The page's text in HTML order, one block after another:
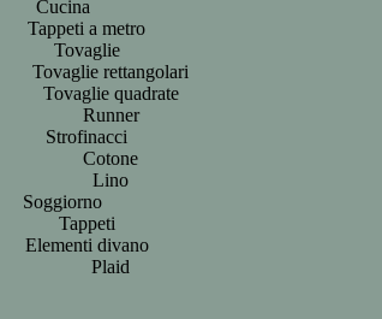
Cucina
Tappeti a metro
Tovaglie
Tovaglie rettangolari
Tovaglie quadrate
Runner
Strofinacci
Cotone
Lino
Soggiorno
Tappeti
Elementi divano
Plaid